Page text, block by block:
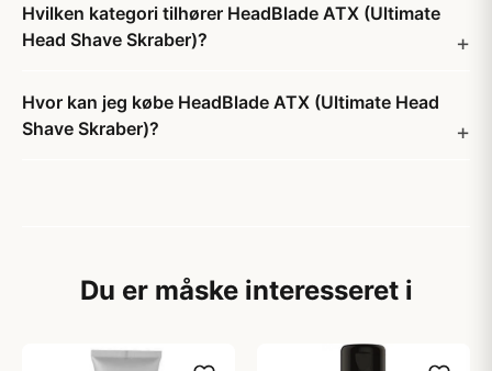
Hvilken kategori tilhører HeadBlade ATX (Ultimate
Head Shave Skraber)?
Hvor kan jeg købe HeadBlade ATX (Ultimate Head
Shave Skraber)?
Du er måske interesseret i